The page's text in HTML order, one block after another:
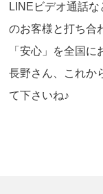
LINEビデオ通話
のお客様と打ち合
「安心」を全国に
長野さん、これか
て下さいね♪